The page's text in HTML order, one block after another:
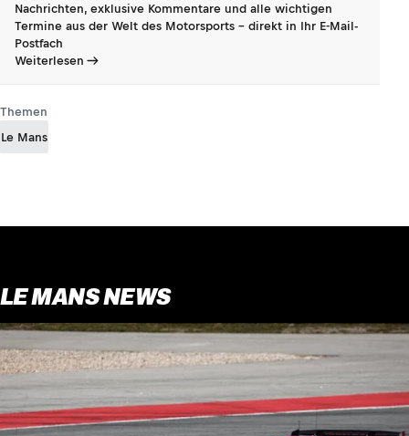
Nachrichten, exklusive Kommentare und alle wichtigen
Termine aus der Welt des Motorsports - direkt in Ihr E-Mail-
Postfach
Weiterlesen
Themen
Le Mans
LE MANS NEWS